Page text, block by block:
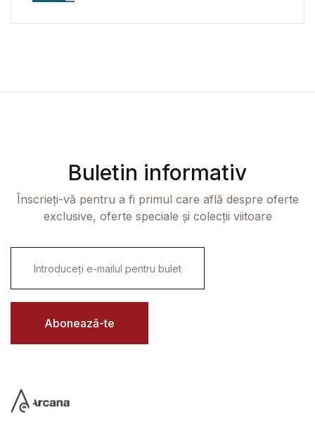
Buletin informativ
Înscrieți-vă pentru a fi primul care află despre oferte
exclusive, oferte speciale și colecții viitoare
i
l
Abonează-te